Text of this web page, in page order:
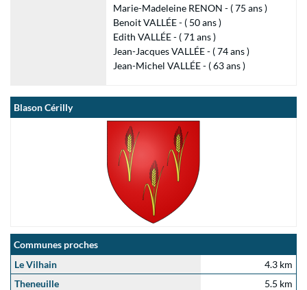
Marie-Madeleine RENON - ( 75 ans )
Benoit VALLÉE - ( 50 ans )
Edith VALLÉE - ( 71 ans )
Jean-Jacques VALLÉE - ( 74 ans )
Jean-Michel VALLÉE - ( 63 ans )
Blason Cérilly
Communes proches
Le Vilhain
4.3 km
Theneuille
5.5 km